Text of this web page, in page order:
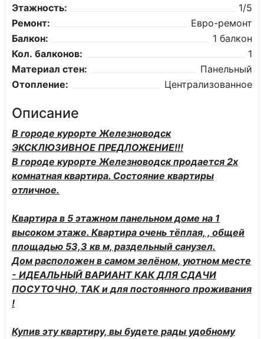
Этажность:
1/5
Ремонт:
Евро-ремонт
Балкон:
1 балкон
Кол. балконов:
1
Материал стен:
Панельный
Отопление:
Централизованное
Описание
В городе курорте Железноводск
ЭКСКЛЮЗИВНОЕ ПРЕДЛОЖЕНИЕ!!!
В городе курорте Железноводск продается 2х
комнатная квартира. Состояние квартиры
отличное.
Квартира в 5 этажном панельном доме на 1
высоком этаже. Квартира очень тёплая, , общей
площадью 53,3 кв м, раздельный санузел.
Дом расположен в самом зелёном, уютном месте
- ИДЕАЛЬНЫЙ ВАРИАНТ КАК ДЛЯ СДАЧИ
ПОСУТОЧНО, ТАК и для постоянного проживания
!
Купив эту квартиру, вы будете рады удобному